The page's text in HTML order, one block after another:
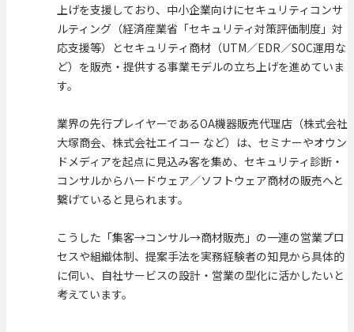
上げを支援しており、中小企業向けにセキュリティコンサ
ルティング（経済産業省「セキュリティ対策評価制度」対
応支援等）とセキュリティ商材（UTM／EDR／SOC運用な
ど）を販売・提供する事業モデルの立ち上げを進めていま
す。
業界の先行プレイヤーであるOA機器販売代理店（株式会社
大塚商会、株式会社エイコー など）は、セミナーやオウン
ドメディアを起点に見込み客を集め、セキュリティ診断・
コンサルからハードウェア／ソフトウェア商材の販売へと
繋げていると見られます。
こうした「集客→コンサル→商材販売」の一連の営業プロ
セスや組織体制、提案手法を実務経験者の知見から具体的
に伺い、自社サービスの設計・営業の型化に活かしたいと
考えています。